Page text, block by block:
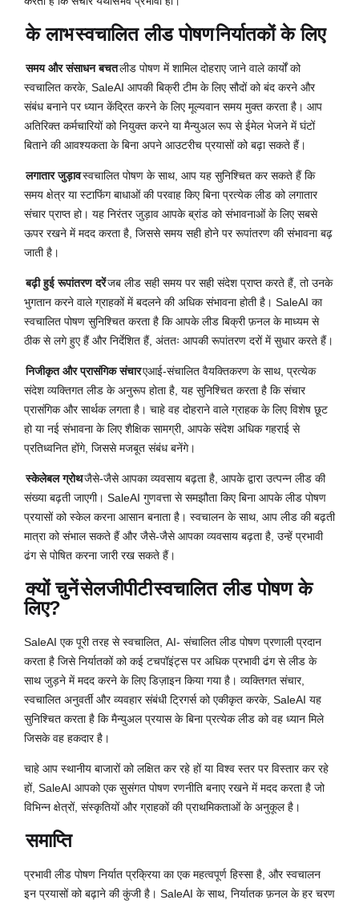
के लाभस्वचालित लीड पोषणनिर्यातकों के लिए
समय और संसाधन बचतलीड पोषण में शामिल दोहराए जाने वाले कार्यों को
स्वचालित करके, SaleAI आपकी बिक्री टीम के लिए सौदों को बंद करने और
संबंध बनाने पर ध्यान केंद्रित करने के लिए मूल्यवान समय मुक्त करता है। आप
अतिरिक्त कर्मचारियों को नियुक्त करने या मैन्युअल रूप से ईमेल भेजने में घंटों
बिताने की आवश्यकता के बिना अपने आउटरीच प्रयासों को बढ़ा सकते हैं।
लगातार जुड़ावस्वचालित पोषण के साथ, आप यह सुनिश्चित कर सकते हैं कि
समय क्षेत्र या स्टाफिंग बाधाओं की परवाह किए बिना प्रत्येक लीड को लगातार
संचार प्राप्त हो। यह निरंतर जुड़ाव आपके ब्रांड को संभावनाओं के लिए सबसे
ऊपर रखने में मदद करता है, जिससे समय सही होने पर रूपांतरण की संभावना बढ़
जाती है।
बढ़ी हुई रूपांतरण दरेंजब लीड सही समय पर सही संदेश प्राप्त करते हैं, तो उनके
भुगतान करने वाले ग्राहकों में बदलने की अधिक संभावना होती है। SaleAI का
स्वचालित पोषण सुनिश्चित करता है कि आपके लीड बिक्री फ़नल के माध्यम से
ठीक से लगे हुए हैं और निर्देशित हैं, अंततः आपकी रूपांतरण दरों में सुधार करते हैं।
निजीकृत और प्रासंगिक संचारएआई-संचालित वैयक्तिकरण के साथ, प्रत्येक
संदेश व्यक्तिगत लीड के अनुरूप होता है, यह सुनिश्चित करता है कि संचार
प्रासंगिक और सार्थक लगता है। चाहे वह दोहराने वाले ग्राहक के लिए विशेष छूट
हो या नई संभावना के लिए शैक्षिक सामग्री, आपके संदेश अधिक गहराई से
प्रतिध्वनित होंगे, जिससे मजबूत संबंध बनेंगे।
स्केलेबल ग्रोथजैसे-जैसे आपका व्यवसाय बढ़ता है, आपके द्वारा उत्पन्न लीड की
संख्या बढ़ती जाएगी। SaleAI गुणवत्ता से समझौता किए बिना आपके लीड पोषण
प्रयासों को स्केल करना आसान बनाता है। स्वचालन के साथ, आप लीड की बढ़ती
मात्रा को संभाल सकते हैं और जैसे-जैसे आपका व्यवसाय बढ़ता है, उन्हें प्रभावी
ढंग से पोषित करना जारी रख सकते हैं।
क्यों चुनेंसेलजीपीटीस्वचालित लीड पोषण के
लिए?
SaleAI एक पूरी तरह से स्वचालित, AI- संचालित लीड पोषण प्रणाली प्रदान
करता है जिसे निर्यातकों को कई टचपॉइंट्स पर अधिक प्रभावी ढंग से लीड के
साथ जुड़ने में मदद करने के लिए डिज़ाइन किया गया है। व्यक्तिगत संचार,
स्वचालित अनुवर्ती और व्यवहार संबंधी ट्रिगर्स को एकीकृत करके, SaleAI यह
सुनिश्चित करता है कि मैन्युअल प्रयास के बिना प्रत्येक लीड को वह ध्यान मिले
जिसके वह हकदार है।
चाहे आप स्थानीय बाजारों को लक्षित कर रहे हों या विश्व स्तर पर विस्तार कर रहे
हों, SaleAI आपको एक सुसंगत पोषण रणनीति बनाए रखने में मदद करता है जो
विभिन्न क्षेत्रों, संस्कृतियों और ग्राहकों की प्राथमिकताओं के अनुकूल है।
समाप्ति
प्रभावी लीड पोषण निर्यात प्रक्रिया का एक महत्वपूर्ण हिस्सा है, और स्वचालन
इन प्रयासों को बढ़ाने की कुंजी है। SaleAI के साथ, निर्यातक फ़नल के हर चरण